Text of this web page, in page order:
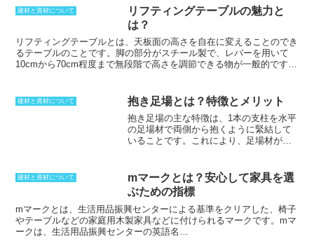
千切りを入れることで完成 とする。背割
りは、壁の中になるため、背割りした部
分は見えない
化が著しく、こうした手法を用いないで
も、割れないようにすることができる。
狂いも少なくできるため、背割りは行わ
前と組み合わせることも可能で、このタイプのハンドルは「ケースハ
ンドル錠」と呼ばれます。
ケースハンドルは、出っ張ったハンドルが
なく、見た目にもすっきりとしたデザインになりますが、常用するド
アの場合は、取っ手を引かなければならず、使い勝手としては不便に
なることがあります。そのため、見た目だけでなく、実際の使用目的
や用途に合ったハンドルを選択することが重要です。
建材と資材について
リフティングテーブルの魅力と
は？
リフティングテーブルとは、天板面の高さを自在に変えることのでき
るテーブルのことです。脚の部分がスチール製で、レバーを用いて
10cmから70cm程度まで無段階で高さを調節できる物が一般的です。
用されている製品が多いです。テーブル自体の高さが変わるため、通
常のデスクからアイロン台まで、用途に合わせて様々な高さで使用す
ることが可能です。また、合わせる家具の高さを選ばないため、ソフ
ァに合わせて低めの高さにするなど、テーブル1台でシーンに合わせ
て様々な用途に用いることができます。
建材と資材について 抱き足場とは？特徴とメリット
抱き足場の主な特徴は、1本の支柱を水平
の足場材で両側から抱くように緊結して
いることです。これにより、足場材が安
料を使用しているため、組み立てや解体
が容易です。そのため、低層の建築物で
外壁塗装をする際に、よく使用されま
す。さらに、単管抱き足場は、丸太足場
と比較して、組み立てが比較的簡単で、
揺れも少なかったため、多く使用される
建材と資材について
mマークとは？安心して家具を選
ぶための指標
mマークとは 、生活用品振興センターによる基準をクリアした、椅子
やテーブルなどの家庭用木製家具などに付けられるマークです。mマ
ークは、生活用品振興センターの英語名